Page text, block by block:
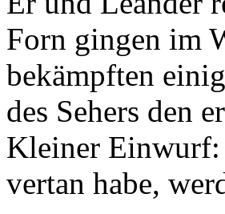
Forn gingen im
bekämpften
des Sehers den
Kleiner
vertan habe,